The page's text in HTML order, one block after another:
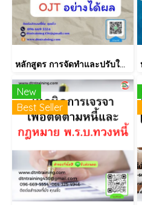
หลักสูตร การจัดทำและปรับใช้ Skill Matrix อย่างได้ผล (Skill Matrix Setting & Implementation)
New
Best Seller